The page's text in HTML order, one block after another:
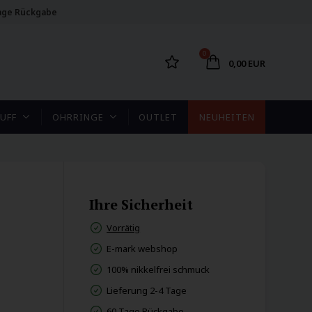
Rückgabe
0
0,00 EUR
OHRRINGE OUTLET NEUHEITEN
Ihre Sicherheit
Vorrätig
E-mark webshop
100% nikkelfrei schmuck
Lieferung 2-4 Tage